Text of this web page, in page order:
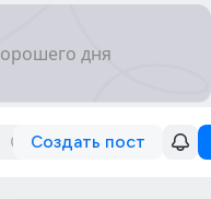
Создать пост